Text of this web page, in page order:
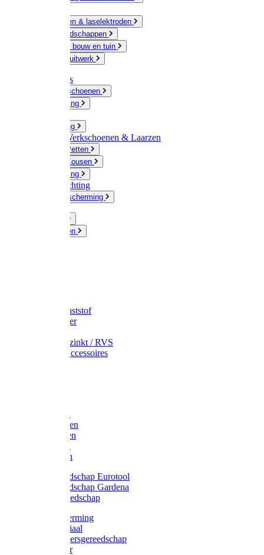
Slijpschijven & laselektroden
Handgereedschappen
IJzerwaren bouw en tuin
Hang en sluitwerk
Disposables
Werkhandschoenen
Regenkleding
Werkkleding
Wandel-/ Werkschoenen & Laarzen
Hoeden / Petten
Sokken / Kousen
Winterkleding
Winkelinrichting
Gelaatsbescherming
Knaagdieren
Emmer kunststof
Schepemmer
Emmer verzinkt / RVS
Regenton accessoires
Gazonharken
Asfaltharken
Hooiharken
Handgereedschap Eurotool
Handgereedschap Gardena
Kindergereedschap
Kniebescherming
Afzetmateriaal
Stratenmakersgereedschap
Straathamer